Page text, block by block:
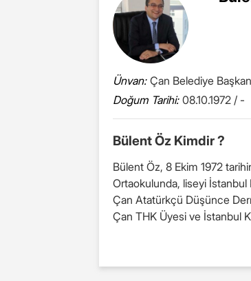
Ünvan: Çan Belediye
Doğum Tarihi: 08.10.1972 / -
Bülent Öz Kimdir ?
Bülent Öz, 8 Ekim 1972
Ortaokulunda, liseyi
Çan Atatürkçü Düşünce
Çan THK Üyesi ve İstanbul